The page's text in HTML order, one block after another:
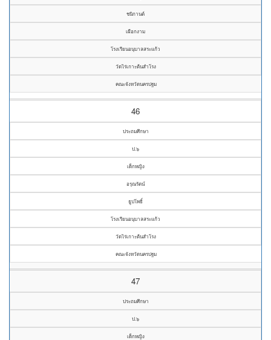
ชนิกานต์
เผือกงาม
โรงเรียนอนุบาลสระแก้ว
วัดไร่เกาะต้นสำโรง
คณะจังหวัดนครปฐม
46
ประถมศึกษา
ป.๖
เด็กหญิง
อรุณรัตน์
ธูปโพธิ์
โรงเรียนอนุบาลสระแก้ว
วัดไร่เกาะต้นสำโรง
คณะจังหวัดนครปฐม
47
ประถมศึกษา
ป.๖
เด็กหญิง